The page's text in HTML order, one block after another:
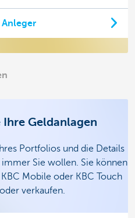
Anleger
Ihre Geldanlagen
Portfolios und die Details
immer Sie wollen. Sie können
Mobile oder KBC Touch
verkaufen.